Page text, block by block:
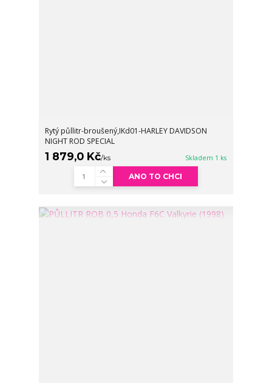
Rytý půllitr-broušený,IKd01-HARLEY DAVIDSON
NIGHT ROD SPECIAL
1 879,0 Kč/ks Skladem 1 ks
ANO TO CHCI